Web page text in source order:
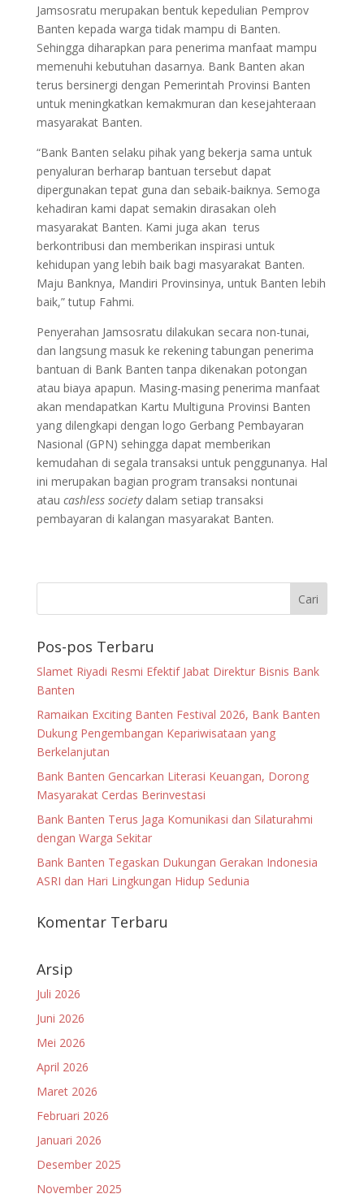
Jamsosratu merupakan bentuk kepedulian Pemprov
Banten kepada warga tidak mampu di Banten.
Sehingga diharapkan para penerima manfaat mampu
memenuhi kebutuhan dasarnya. Bank Banten akan
terus bersinergi dengan Pemerintah Provinsi Banten
untuk meningkatkan kemakmuran dan kesejahteraan
masyarakat Banten.
“Bank Banten selaku pihak yang bekerja sama untuk
penyaluran berharap bantuan tersebut dapat
dipergunakan tepat guna dan sebaik-baiknya. Semoga
kehadiran kami dapat semakin dirasakan oleh
masyarakat Banten. Kami juga akan terus
berkontribusi dan memberikan inspirasi untuk
kehidupan yang lebih baik bagi masyarakat Banten.
Maju Banknya, Mandiri Provinsinya, untuk Banten lebih
baik,” tutup Fahmi.
Penyerahan Jamsosratu dilakukan secara non-tunai,
dan langsung masuk ke rekening tabungan penerima
bantuan di Bank Banten tanpa dikenakan potongan
atau biaya apapun. Masing-masing penerima manfaat
akan mendapatkan Kartu Multiguna Provinsi Banten
yang dilengkapi dengan logo Gerbang Pembayaran
Nasional (GPN) sehingga dapat memberikan
kemudahan di segala transaksi untuk penggunanya. Hal
ini merupakan bagian program transaksi nontunai
atau cashless societydalam setiap transaksi
pembayaran di kalangan masyarakat Banten.
Pos-pos Terbaru
Slamet Riyadi Resmi Efektif Jabat Direktur Bisnis Bank
Banten
Ramaikan Exciting Banten Festival 2026, Bank Banten
Dukung Pengembangan Kepariwisataan yang
Berkelanjutan
Bank Banten Gencarkan Literasi Keuangan, Dorong
Masyarakat Cerdas Berinvestasi
Bank Banten Terus Jaga Komunikasi dan Silaturahmi
dengan Warga Sekitar
Bank Banten Tegaskan Dukungan Gerakan Indonesia
ASRI dan Hari Lingkungan Hidup Sedunia
Komentar Terbaru
Arsip
Juli 2026
Juni 2026
Mei 2026
April 2026
Maret 2026
Februari 2026
Januari 2026
Desember 2025
November 2025